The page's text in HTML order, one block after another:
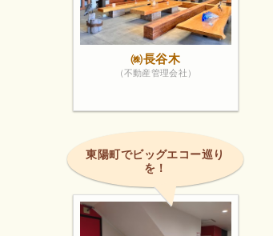
㈱長谷木
（不動産管理会社）
東陽町でビッグエコー巡り
を！